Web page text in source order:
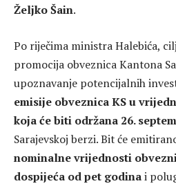
Željko Šain.
Po riječima ministra Halebića,
promocija obveznica Kantona
upoznavanje potencijalnih
emisije obveznica KS u
koja će biti održana 26.
Sarajevskoj berzi. Bit će
nominalne vrijednosti
dospijeća od pet godinai